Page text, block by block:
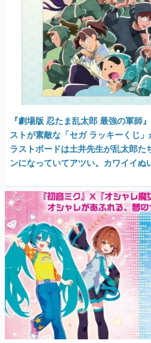
『劇場版 忍たま乱太郎 最強の軍師
ストが素敵な「セガ ラッキーくじ
ラストボードは土井先生が乱太郎た
ンになっていてアツい。カワイイ
『初音ミク』と『オシャレ魔女 ラ
ラボが発表。お互いの衣装を交換
ぬいぐるみがカワイイ